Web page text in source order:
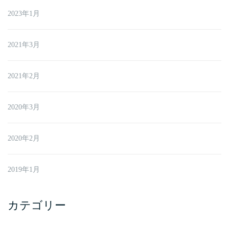
2023年1月
2021年3月
2021年2月
2020年3月
2020年2月
2019年1月
カテゴリー